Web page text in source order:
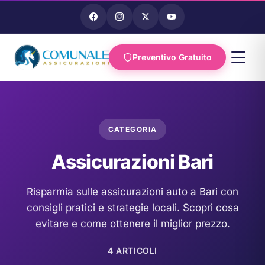
Preventivo Gratuito
CATEGORIA
Assicurazioni Bari
Risparmia sulle assicurazioni auto a Bari con
consigli pratici e strategie locali. Scopri cosa
evitare e come ottenere il miglior prezzo.
4 ARTICOLI